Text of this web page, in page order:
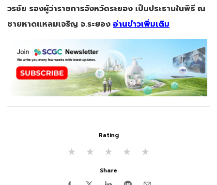
วรชัย รองผู้ว่าราชการจังหวัดระยอง เป็นประธานในพิธี ณ
ชายหาดแหลมเจริญ จ.ระยอง อ่านข่าวเพิ่มเติม
Rating
★
★
★
★
★
Share